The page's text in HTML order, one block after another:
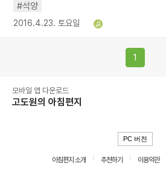
#석양
2016.4.23. 토요일
1
모바일 앱 다운로드
고도원의 아침편지
PC 버전
아침편지 소개 추천하기 이용약관